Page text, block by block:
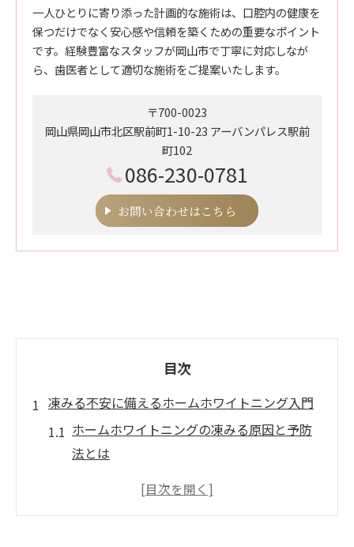
一人ひとりに寄り添った計画的な施術は、口腔内の健康を
保つだけでなく安心感や信頼を築くための重要なポイント
です。経験豊富なスタッフが岡山市で丁寧に対応しなが
ら、歯医者として適切な施術をご提案いたします。
〒700-0023
岡山県岡山市北区駅前町1-10-23 アーバンパレス駅前
町102
086-230-0781
お問い合わせはこちら
目次
凍みる不安に備えるホームホワイトニング入門
ホームホワイトニングの凍みる原因と予防
法とは
岡山で人気のホームホワイトニング選び方